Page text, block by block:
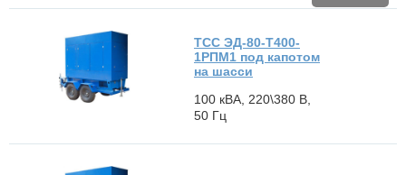
ТСС ЭД-80-Т400-
1РПМ1 под капотом
на шасси
100 кВА, 220\380 В,
50 Гц